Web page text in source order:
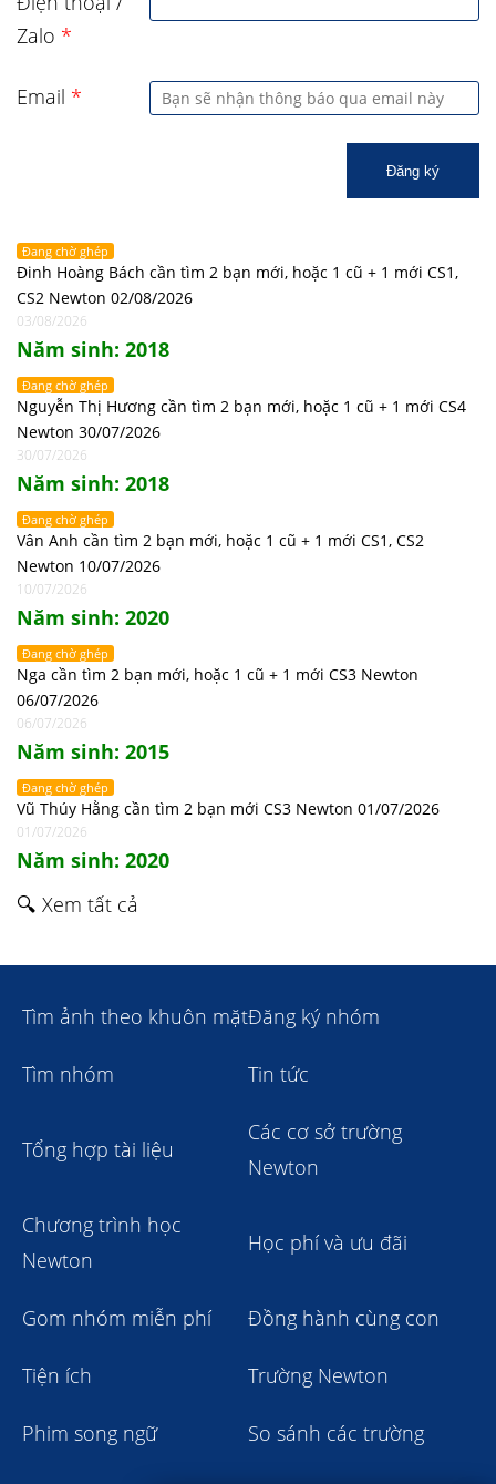
Zalo *
Email *
Đăng ký
Đang chờ ghép
Đinh Hoàng Bách cần tìm 2 bạn mới, hoặc 1 cũ + 1 mới CS1,
CS2 Newton 02/08/2026
03/08/2026
Năm sinh: 2018
Đang chờ ghép
Nguyễn Thị Hương cần tìm 2 bạn mới, hoặc 1 cũ + 1 mới CS4
Newton 30/07/2026
30/07/2026
Năm sinh: 2018
Đang chờ ghép
Vân Anh cần tìm 2 bạn mới, hoặc 1 cũ + 1 mới CS1, CS2
Newton 10/07/2026
10/07/2026
Năm sinh: 2020
Đang chờ ghép
Nga cần tìm 2 bạn mới, hoặc 1 cũ + 1 mới CS3 Newton
06/07/2026
06/07/2026
Năm sinh: 2015
Đang chờ ghép
Vũ Thúy Hằng cần tìm 2 bạn mới CS3 Newton 01/07/2026
01/07/2026
Năm sinh: 2020
🔍 Xem tất cả
Tìm ảnh theo khuôn mặtĐăng ký nhóm
Tìm nhóm Tin tức
Tổng hợp tài liệu
Các cơ sở trường
Newton
Chương trình học
Newton
Học phí và ưu đãi
Gom nhóm miễn phí Đồng hành cùng con
Tiện ích Trường Newton
Phim song ngữ So sánh các trường